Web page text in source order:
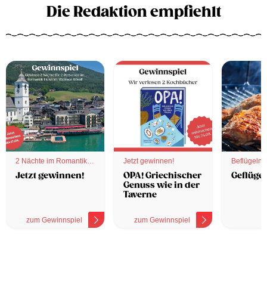
Die Redaktion empfiehlt
2 Nächte im Romantik
Hotel
Jetzt gewinnen!
zum Gewinnspiel
Jetzt gewinnen!
OPA! Griechischer
Genuss wie in der
Taverne
zum Gewinnspiel